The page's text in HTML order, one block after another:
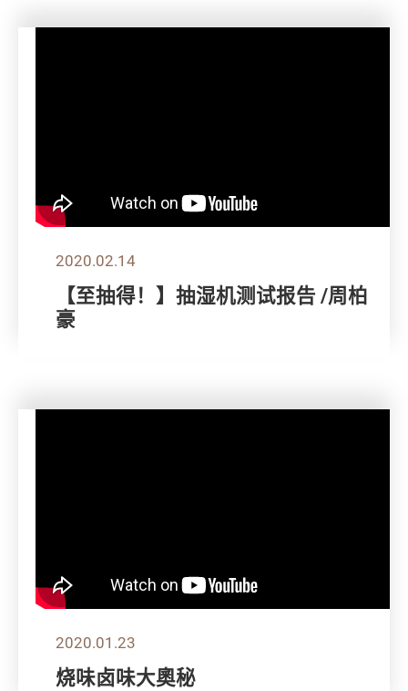
2020.02.14
【至抽得！】抽湿机测试报告 /周柏
豪
2020.01.23
烧味卤味大奧秘